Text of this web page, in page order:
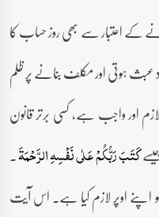
کے اعتبار سے بھی روز حساب کا
عبث ہوتی اور مکلف بنانے پر ظلم
اور واجب ہے، کسی برتر قانون
کَتَبَ رَبُّکُمۡ عَلٰی نَفۡسِہِ الرَّحۡمَۃَ۔
کو اپنے اوپر لازم کیا ہے۔ اس آیت